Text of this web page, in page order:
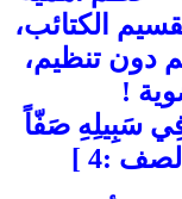
الكتائب،
دون تنظيم،
!
سَبِيلِهِ صَفّاً
:4 ]